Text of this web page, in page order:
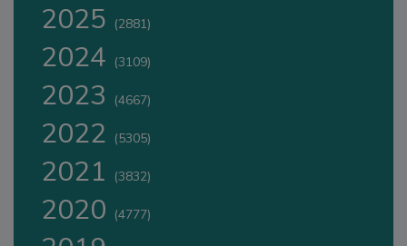
2025 (2881)
2024 (3109)
2023 (4667)
2022 (5305)
2021 (3832)
2020 (4777)